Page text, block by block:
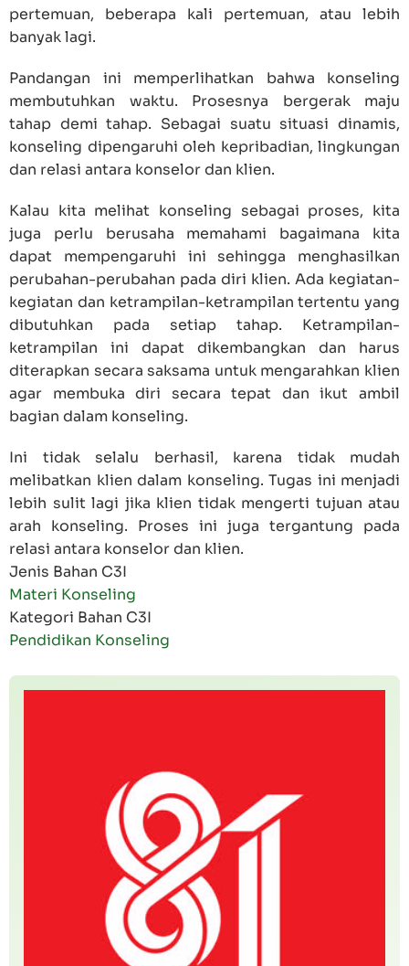
pertemuan, beberapa kali pertemuan, atau lebih
banyak lagi.
Pandangan ini memperlihatkan bahwa konseling
membutuhkan waktu. Prosesnya bergerak maju
tahap demi tahap. Sebagai suatu situasi dinamis,
konseling dipengaruhi oleh kepribadian, lingkungan
dan relasi antara konselor dan klien.
Kalau kita melihat konseling sebagai proses, kita
juga perlu berusaha memahami bagaimana kita
dapat mempengaruhi ini sehingga menghasilkan
perubahan-perubahan pada diri klien. Ada kegiatan-
kegiatan dan ketrampilan-ketrampilan tertentu yang
dibutuhkan pada setiap tahap. Ketrampilan-
ketrampilan ini dapat dikembangkan dan harus
diterapkan secara saksama untuk mengarahkan klien
agar membuka diri secara tepat dan ikut ambil
bagian dalam konseling.
Ini tidak selalu berhasil, karena tidak mudah
melibatkan klien dalam konseling. Tugas ini menjadi
lebih sulit lagi jika klien tidak mengerti tujuan atau
arah konseling. Proses ini juga tergantung pada
relasi antara konselor dan klien.
Jenis Bahan C3I
Materi Konseling
Kategori Bahan C3I
Pendidikan Konseling